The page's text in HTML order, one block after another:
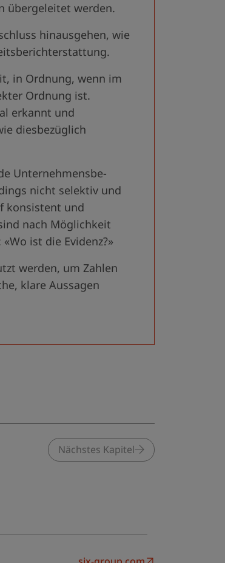
übergeleitet werden.
hinausgehen, wie
in Ordnung, wenn im
Ordnung ist.
erkannt und
diesbezüglich
Unternehmensbe­
nicht selektiv und
konsistent und
nach Möglichkeit
ist die Evidenz?»
werden, um Zahlen
klare Aussagen
Nächstes Kapitel